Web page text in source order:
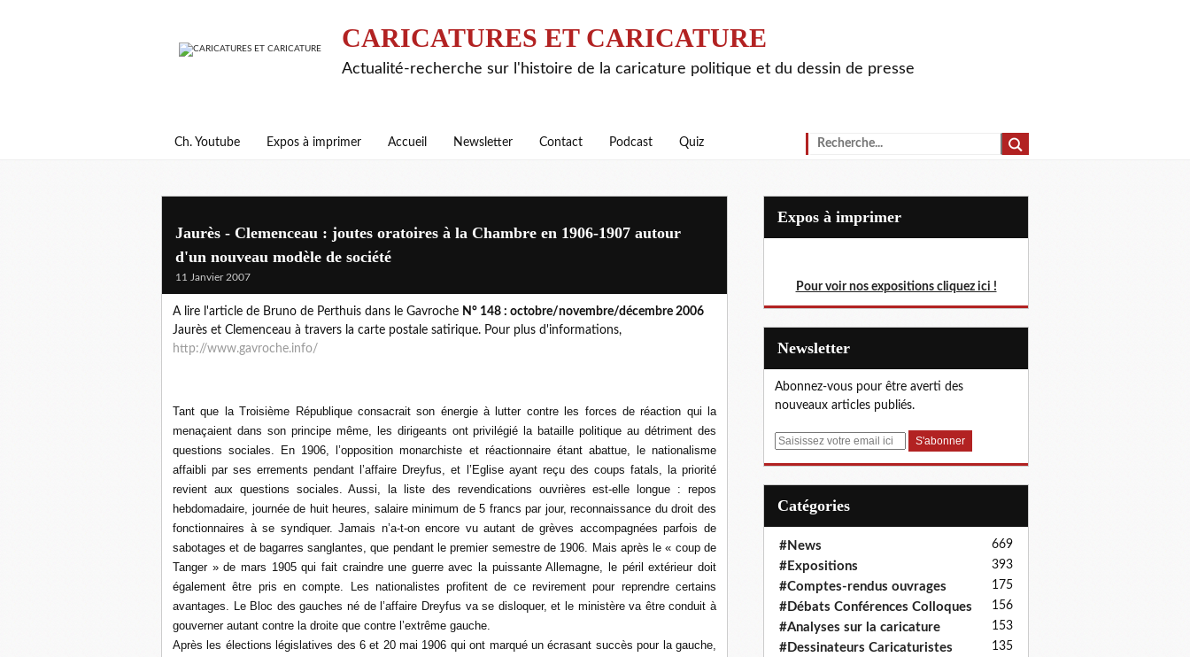
CARICATURES ET CARICATURE
Actualité-recherche sur l'histoire de la caricature politique et du dessin de presse
Ch. Youtube Expos à imprimer Accueil Newsletter Contact Podcast Quiz
Jaurès - Clemenceau : joutes oratoires à la Chambre en 1906-1907 autour
d'un nouveau modèle de société
11 Janvier 2007
A lire l'article de Bruno de Perthuis dans le Gavroche N° 148 : octobre/novembre/décembre 2006
Jaurès et Clemenceau à travers la carte postale satirique. Pour plus d'informations,
http://www.gavroche.info/
Tant que la Troisième République consacrait son énergie à lutter contre les forces de réaction qui la
menaçaient dans son principe même, les dirigeants ont privilégié la bataille politique au détriment des
questions sociales. En 1906, l’opposition monarchiste et réactionnaire étant abattue, le nationalisme
affaibli par ses errements pendant l’affaire Dreyfus, et l’Eglise ayant reçu des coups fatals, la priorité
revient aux questions sociales. Aussi, la liste des revendications ouvrières est-elle longue : repos
hebdomadaire, journée de huit heures, salaire minimum de 5 francs par jour, reconnaissance du droit des
fonctionnaires à se syndiquer. Jamais n’a-t-on encore vu autant de grèves accompagnées parfois de
sabotages et de bagarres sanglantes, que pendant le premier semestre de 1906. Mais après le « coup de
Tanger » de mars 1905 qui fait craindre une guerre avec la puissante Allemagne, le péril extérieur doit
également être pris en compte. Les nationalistes profitent de ce revirement pour reprendre certains
avantages. Le Bloc des gauches né de l’affaire Dreyfus va se disloquer, et le ministère va être conduit à
gouverner autant contre la droite que contre l’extrême gauche.
Après les élections législatives des 6 et 20 mai 1906 qui ont marqué un écrasant succès pour la gauche,
Expos à imprimer
Pour voir nos expositions cliquez ici !
Newsletter
Abonnez-vous pour être averti des
nouveaux articles publiés.
E
Catégories
#News 669
#Expositions 393
#Comptes-rendus ouvrages 175
#Débats Conférences Colloques 156
#Analyses sur la caricature 153
#Dessinateurs Caricaturistes 135